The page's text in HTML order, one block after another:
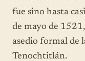
fue sino hasta
de mayo de
asedio formal de
Tenochtitlán.